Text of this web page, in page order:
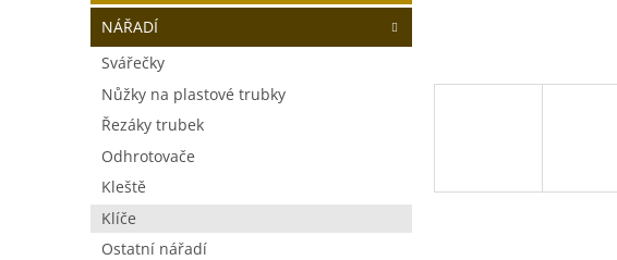
NÁŘADÍ
Svářečky
Nůžky na plastové trubky
Řezáky trubek
Odhrotovače
Kleště
Klíče
Ostatní nářadí